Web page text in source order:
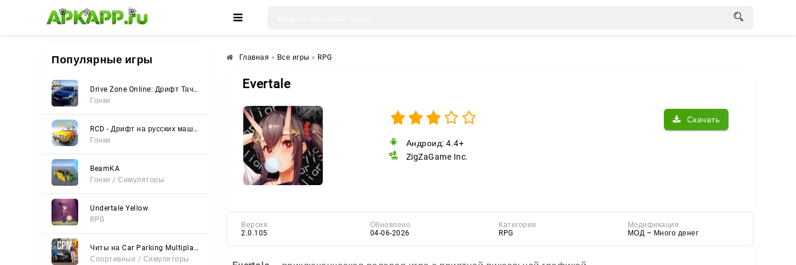
🌸 🌼 🌺
Популярные игры
Drive Zone Online: Дрифт Тачки
Гонки
RCD - Дрифт на русских машинах
Гонки
BeamKA
Гонки / Симуляторы
Undertale Yellow
RPG
Читы на Car Parking Multiplayer 2 (Все открыто, Мод-Меню)
Спортивные / Симуляторы
Главная » Все игры » RPG
Evertale
Скачать
Андроид: 4.4+
ZigZaGame Inc.
Версия
2.0.105
Обновлено
04-06-2026
Категория
RPG
Модификация
МОД – Много денег